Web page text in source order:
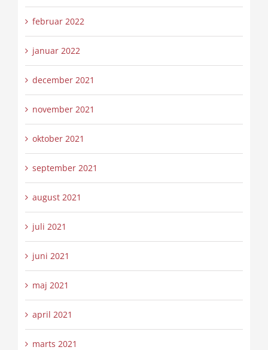
februar 2022
januar 2022
december 2021
november 2021
oktober 2021
september 2021
august 2021
juli 2021
juni 2021
maj 2021
april 2021
marts 2021